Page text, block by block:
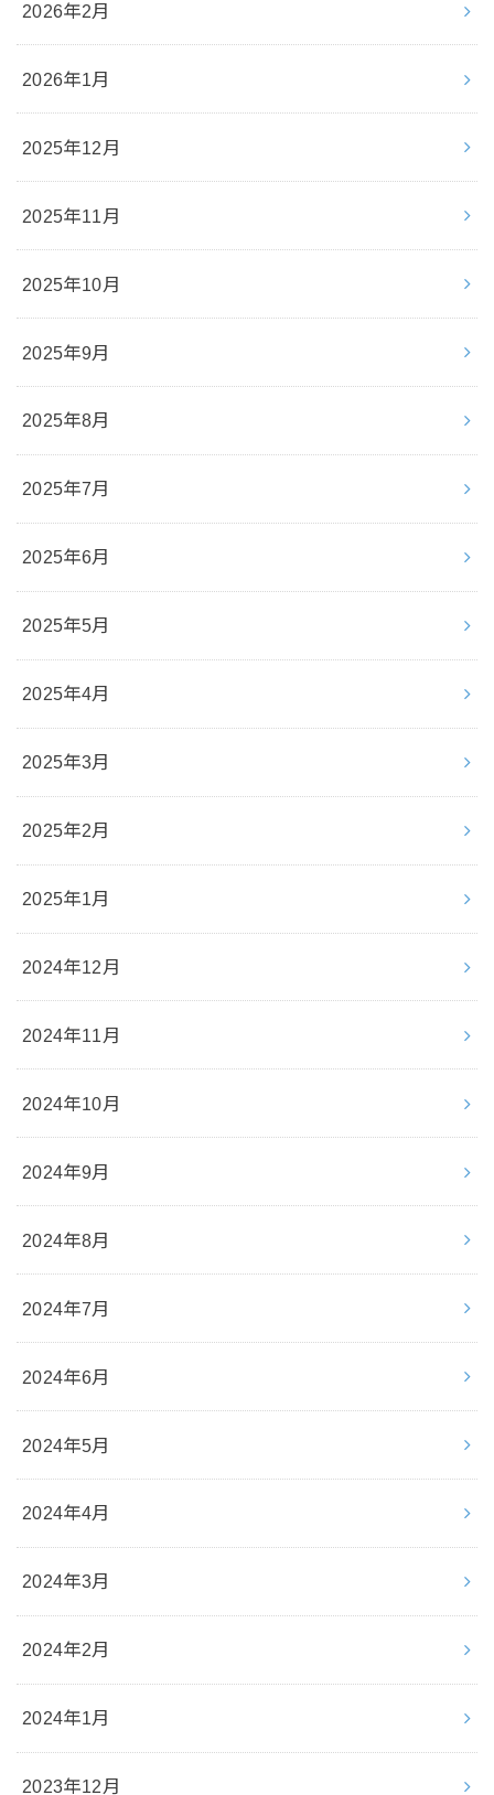
2026年2月
2026年1月
2025年12月
2025年11月
2025年10月
2025年9月
2025年8月
2025年7月
2025年6月
2025年5月
2025年4月
2025年3月
2025年2月
2025年1月
2024年12月
2024年11月
2024年10月
2024年9月
2024年8月
2024年7月
2024年6月
2024年5月
2024年4月
2024年3月
2024年2月
2024年1月
2023年12月